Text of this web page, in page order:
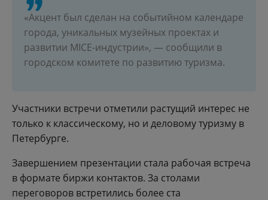
«Акцент был сделан на событийном календаре
города, уникальных музейных проектах и
развитии MICE-индустрии», — сообщили в
городском комитете по развитию туризма.
Участники встречи отметили растущий интерес не
только к классическому, но и деловому туризму в
Петербурге.
Завершением презентации стала рабочая встреча
в формате биржи контактов. За столами
переговоров встретились более ста